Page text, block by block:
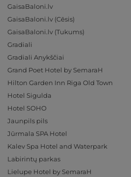
GaisaBaloni.lv
GaisaBaloni.lv (Cēsis)
GaisaBaloni.lv (Tukums)
Gradiali
Gradiali Anykščiai
Grand Poet Hotel by SemaraH
Hilton Garden Inn Riga Old Town
Hotel Sigulda
Hotel SOHO
Jaunpils pils
Jūrmala SPA Hotel
Kalev Spa Hotel and Waterpark
Labirintų parkas
Lielupe Hotel by SemaraH